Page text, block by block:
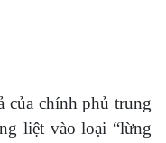
của chính phủ trung
liệt vào loại “lừng